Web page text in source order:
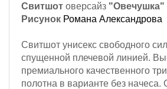
Свитшот оверсайз "Овечушка"
Рисунок Романа Александрова
Свитшот унисекс свободного
спущенной плечевой линией.
премиального качественного
полотна в варианте без